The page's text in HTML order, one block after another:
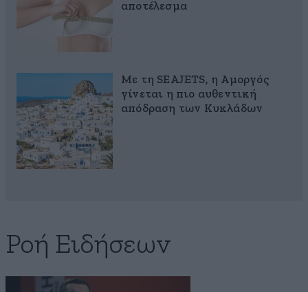
αποτέλεσμα
Με τη SEAJETS, η Αμοργός
γίνεται η πιο αυθεντική
απόδραση των Κυκλάδων
Ροή Ειδήσεων